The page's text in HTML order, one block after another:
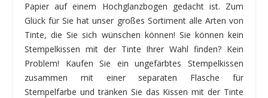
Papier auf einem Hochglanzbogen gedacht ist. Zum
Glück für Sie hat unser großes Sortiment alle Arten von
Tinte, die Sie sich wünschen können! Sie können kein
Stempelkissen mit der Tinte Ihrer Wahl finden? Kein
Problem! Kaufen Sie ein ungefärbtes Stempelkissen
zusammen mit einer separaten Flasche für
Stempelfarbe und tränken Sie das Kissen mit der Tinte